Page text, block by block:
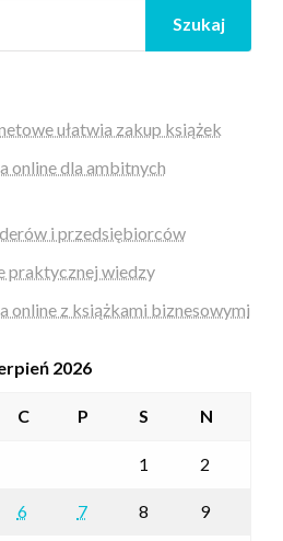
Szukaj
ułatwia zakup książek
online dla ambitnych
i przedsiębiorców
praktycznej wiedzy
online z książkami biznesowymi
2026
C P S N
1 2
6 7 8 9